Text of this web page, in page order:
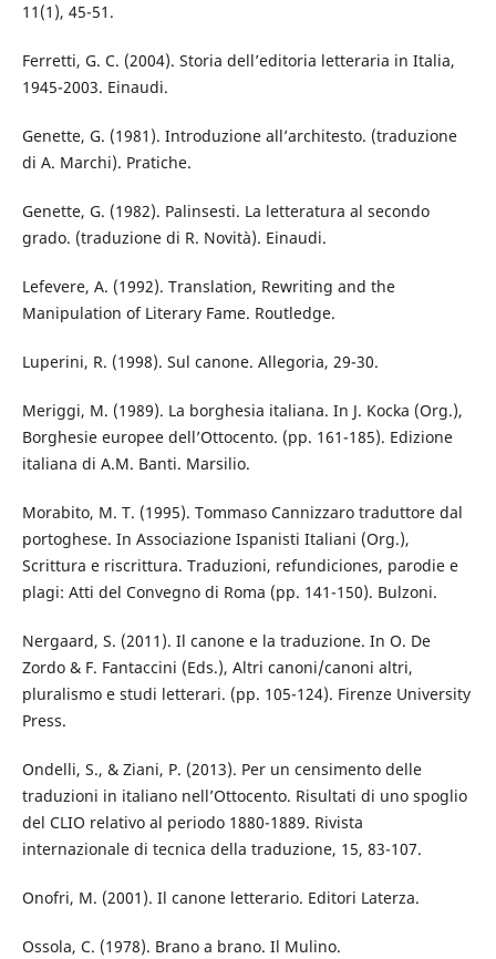
11(1), 45-51.
Ferretti, G. C. (2004). Storia dell’editoria letteraria in Italia,
1945-2003. Einaudi.
Genette, G. (1981). Introduzione all’architesto. (traduzione
di A. Marchi). Pratiche.
Genette, G. (1982). Palinsesti. La letteratura al secondo
grado. (traduzione di R. Novità). Einaudi.
Lefevere, A. (1992). Translation, Rewriting and the
Manipulation of Literary Fame. Routledge.
Luperini, R. (1998). Sul canone. Allegoria, 29-30.
Meriggi, M. (1989). La borghesia italiana. In J. Kocka (Org.),
Borghesie europee dell’Ottocento. (pp. 161-185). Edizione
italiana di A.M. Banti. Marsilio.
Morabito, M. T. (1995). Tommaso Cannizzaro traduttore dal
portoghese. In Associazione Ispanisti Italiani (Org.),
Scrittura e riscrittura. Traduzioni, refundiciones, parodie e
plagi: Atti del Convegno di Roma (pp. 141-150). Bulzoni.
Nergaard, S. (2011). Il canone e la traduzione. In O. De
Zordo & F. Fantaccini (Eds.), Altri canoni/canoni altri,
pluralismo e studi letterari. (pp. 105-124). Firenze University
Press.
Ondelli, S., & Ziani, P. (2013). Per un censimento delle
traduzioni in italiano nell’Ottocento. Risultati di uno spoglio
del CLIO relativo al periodo 1880-1889. Rivista
internazionale di tecnica della traduzione, 15, 83-107.
Onofri, M. (2001). Il canone letterario. Editori Laterza.
Ossola, C. (1978). Brano a brano. Il Mulino.